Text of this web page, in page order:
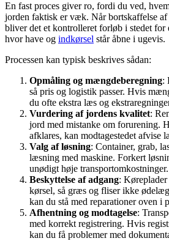
En fast proces giver ro, fordi du ved,
jorden faktisk er væk. Når bortskaffelse
bliver det et kontrolleret forløb i stedet for
hvor have og indkørsel står åbne i ugevis.
Processen kan typisk beskrives sådan:
Opmåling og mængdeberegning:
så pris og logistik passer. Hvis
du ofte ekstra læs og
Vurdering af jordens kvalitet:
jord med mistanke om forurening.
afklares, kan modtagestedet afvise
Valg af løsning: Container, grab,
læsning med maskine. Forkert
unødigt høje transportomkostninger.
Beskyttelse af adgang:
kørsel, så græs og fliser ikke
kan du stå med reparationer oven i
Afhentning og modtagelse:
med korrekt registrering. Hvis
kan du få problemer med